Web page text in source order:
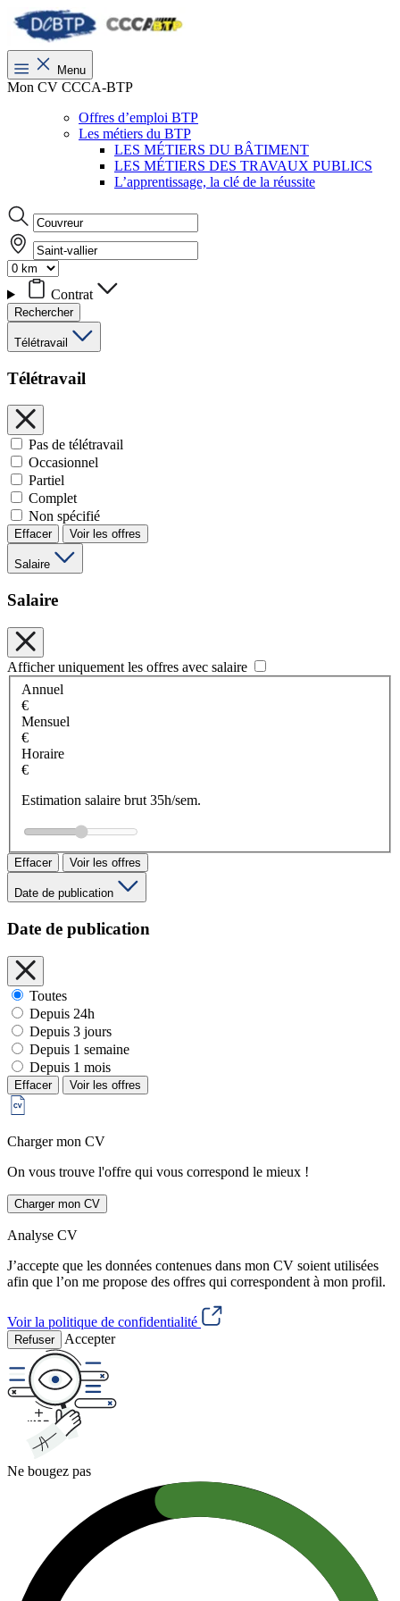
Menu
Mon CV CCCA-BTP
Offres d’emploi BTP
Les métiers du BTP
LES MÉTIERS DU BÂTIMENT
LES MÉTIERS DES TRAVAUX PUBLICS
L’apprentissage, la clé de la réussite
Contrat
Rechercher
Télétravail
Télétravail
Pas de télétravail
Occasionnel
Partiel
Complet
Non spécifié
Effacer Voir les offres
Salaire
Salaire
Afficher uniquement les offres avec salaire
Annuel
€
Mensuel
€
Horaire
€
Estimation salaire brut 35h/sem.
Effacer Voir les offres
Date de publication
Date de publication
Toutes
Depuis 24h
Depuis 3 jours
Depuis 1 semaine
Depuis 1 mois
Effacer Voir les offres
Charger mon CV
On vous trouve l'offre qui vous correspond le mieux !
Charger mon CV
Analyse CV
J’accepte que les données contenues dans mon CV soient utilisées
afin que l’on me propose des offres qui correspondent à mon profil.
Voir la politique de confidentialité
Refuser Accepter
Ne bougez pas